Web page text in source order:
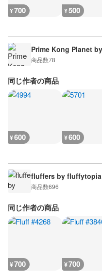
¥700 ¥500
Prime Kong Planet
商品数78
同じ作者の商品
¥600 ¥600
fluffers by fluffytopia
商品数696
同じ作者の商品
¥700 ¥700